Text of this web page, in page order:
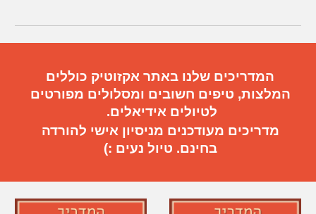
המדריכים שלנו באתר אקזוטיק כוללים
המלצות, טיפים חשובים ומסלולים מפורטים
לטיולים אידיאלים.
מדריכים מעודכנים מניסיון אישי להורדה
בחינם. טיול נעים :)